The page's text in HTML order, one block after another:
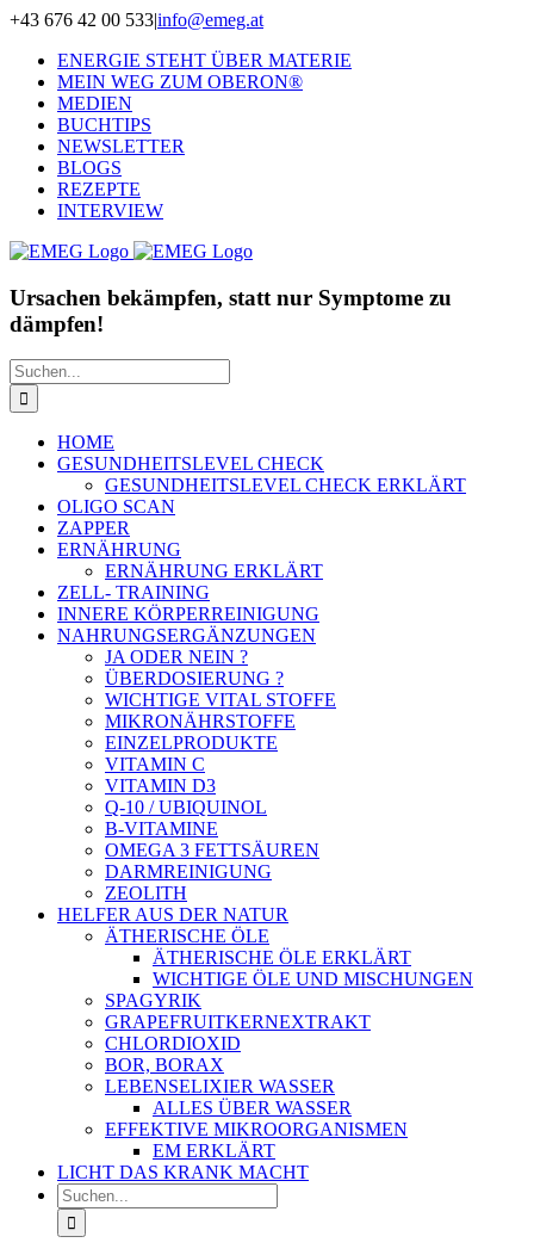
Zum
springen
+43 676 42 00 533|info@emeg.at
ENERGIE STEHT ÜBER MATERIE
MEIN WEG ZUM OBERON®
MEDIEN
BUCHTIPS
NEWSLETTER
BLOGS
REZEPTE
INTERVIEW
Ursachen bekämpfen, statt nur Symptome zu
dämpfen!
Suche
nach:
HOME
GESUNDHEITSLEVEL CHECK
GESUNDHEITSLEVEL CHECK ERKLÄRT
OLIGO SCAN
ZAPPER
ERNÄHRUNG
ERNÄHRUNG ERKLÄRT
ZELL- TRAINING
INNERE KÖRPERREINIGUNG
NAHRUNGSERGÄNZUNGEN
JA ODER NEIN ?
ÜBERDOSIERUNG ?
WICHTIGE VITAL STOFFE
MIKRONÄHRSTOFFE
EINZELPRODUKTE
VITAMIN C
VITAMIN D3
Q-10 / UBIQUINOL
B-VITAMINE
OMEGA 3 FETTSÄUREN
DARMREINIGUNG
ZEOLITH
HELFER AUS DER NATUR
ÄTHERISCHE ÖLE
ÄTHERISCHE ÖLE ERKLÄRT
WICHTIGE ÖLE UND MISCHUNGEN
SPAGYRIK
GRAPEFRUITKERNEXTRAKT
CHLORDIOXID
BOR, BORAX
LEBENSELIXIER WASSER
ALLES ÜBER WASSER
EFFEKTIVE MIKROORGANISMEN
EM ERKLÄRT
LICHT DAS KRANK MACHT
Suche
nach: